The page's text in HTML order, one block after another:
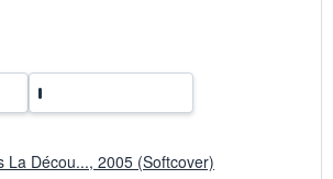
s
e
La Décou..., 2005 (Softcover)